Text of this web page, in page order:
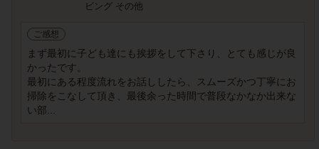
ビング その他
ご感想
まず最初に子ども達にも挨拶をして下さり、とても感じが良
かったです。
最初にある程度流れをお話ししたら、スムーズかつ丁寧にお
掃除をこなして頂き、最後余った時間で普段なかなか出来な
い部...